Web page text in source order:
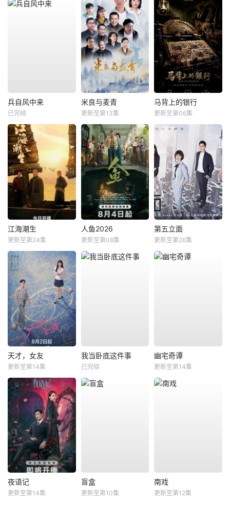
兵自风中来
已完结
米良与麦青
更新至第13集
马背上的银行
更新至第06集
江海潮生
更新至第24集
人鱼2026
更新至第08集
第五立面
更新至第26集
天才，女友
更新至第14集
我当卧底这件事
已完结
幽宅奇谭
更新至第14集
夜语记
更新至第14集
盲盒
更新至第10集
南戏
更新至第12集